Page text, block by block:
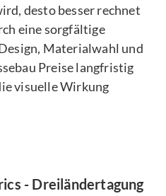
desto besser rechnet
eine sorgfältige
Materialwahl und
Preise langfristig
visuelle Wirkung
- Dreiländertagung